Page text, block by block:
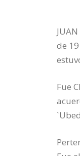
de
Fue